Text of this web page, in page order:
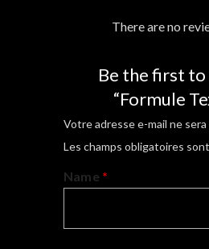
There are no
Be the first
“Formule
Votre adresse e-mail ne
Les champs obligatoires
Name *